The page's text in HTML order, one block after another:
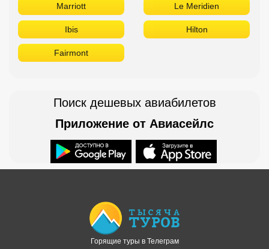
Marriott Le Meridien
Ibis Hilton
Fairmont
Поиск дешевых авиабилетов
Приложение от Авиасейлс
Горящие туры в Телеграм